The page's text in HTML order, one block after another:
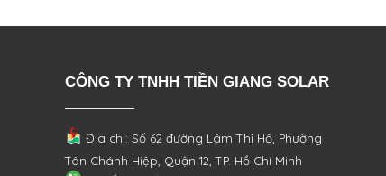
CÔNG TY TNHH TIỀN GIANG SOLAR
Địa chỉ: Số 62 đường Lâm Thị Hố, Phường
Tân Chánh Hiệp, Quận 12, TP. Hồ Chí Minh